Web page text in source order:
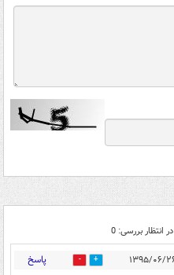
در انتظار بررسی: 0
0 پاسخ